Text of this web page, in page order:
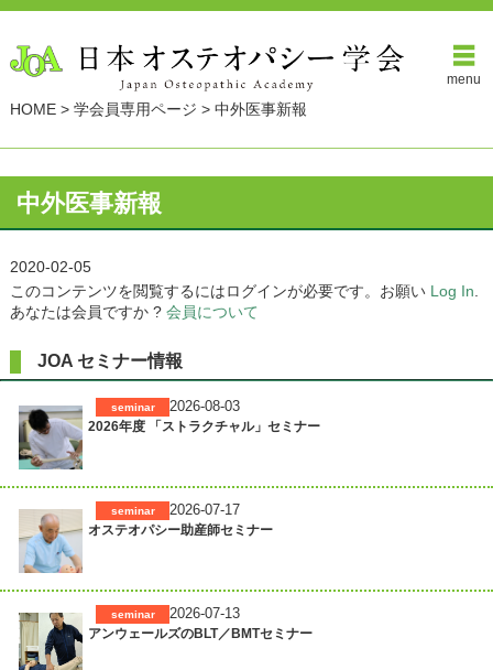
menu
HOME> 学会員専用ページ > 中外医事新報
中外医事新報
2020-02-05
このコンテンツを閲覧するにはログインが必要です。お願い Log In
あなたは会員ですか ? 会員について
JOA セミナー情報
2026-08-03
seminar
2026年度 「ストラクチャル」セミナー
2026-07-17
seminar
オステオパシー助産師セミナー
2026-07-13
seminar
アンウェールズのBLT／BMTセミナー